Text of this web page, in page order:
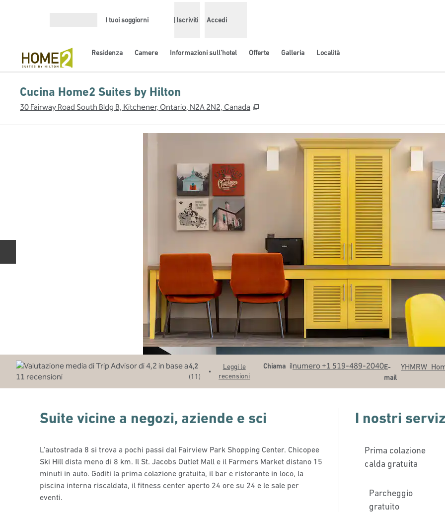
I tuoi soggiorni Iscriviti Accedi
Residenza Camere Informazioni sull’hotel Offerte Galleria Località
Cucina Home2 Suites by Hilton
30 Fairway Road South Bldg B, Kitchener, Ontario, N2A 2N2, Canada ,
4,2
(11)
•
Leggi le
recensioni
Chiama
Chiama ilnumero +1 519-489-2040E-
mail
Email
Suite vicine a negozi, aziende e sci
L'autostrada 8 si trova a pochi passi dal Fairview Park Shopping Center. Chicopee
Ski Hill dista meno di 8 km. Il St. Jacobs Outlet Mall e il Farmers Market distano 15
minuti in auto. Goditi la prima colazione gratuita, il bar e ristorante in loco, la
piscina interna riscaldata, il fitness center aperto 24 ore su 24 e le sale per
eventi.
I nostri
Prima colazione
calda gratuita
Parcheggio
gratuito